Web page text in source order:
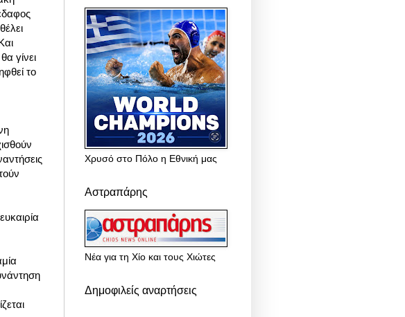
γίνει
το
Χρυσό στο Πόλο η Εθνική μας
Αστραπάρης
Νέα για τη Χίο και τους Χιώτες
Δημοφιλείς αναρτήσεις